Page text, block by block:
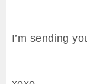
I’m sending